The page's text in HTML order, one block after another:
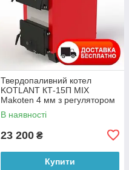
Твердопаливний котел
KOTLANT КТ-15П MIX
Makoten 4 мм з регулятором
тяги з плитою
В наявності
23 200 ₴
Купити